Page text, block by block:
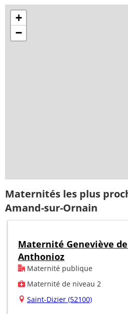
+
−
Maternités les plus
Amand-sur-Ornain
Maternité Geneviève
Anthonioz
Maternité publique
Maternité de niveau 2
Saint-Dizier (52100)